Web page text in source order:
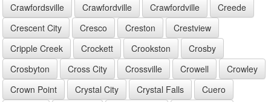
Crawfordsville
Crawfordville Crawfordville
Creede
Crescent City
Cresco Creston
Crestview
Cripple Creek
Crockett Crookston
Crosby
Crosbyton
Cross City Crossville Crowell
Crowley
Crown Point
Crystal City Crystal Falls
Cuero